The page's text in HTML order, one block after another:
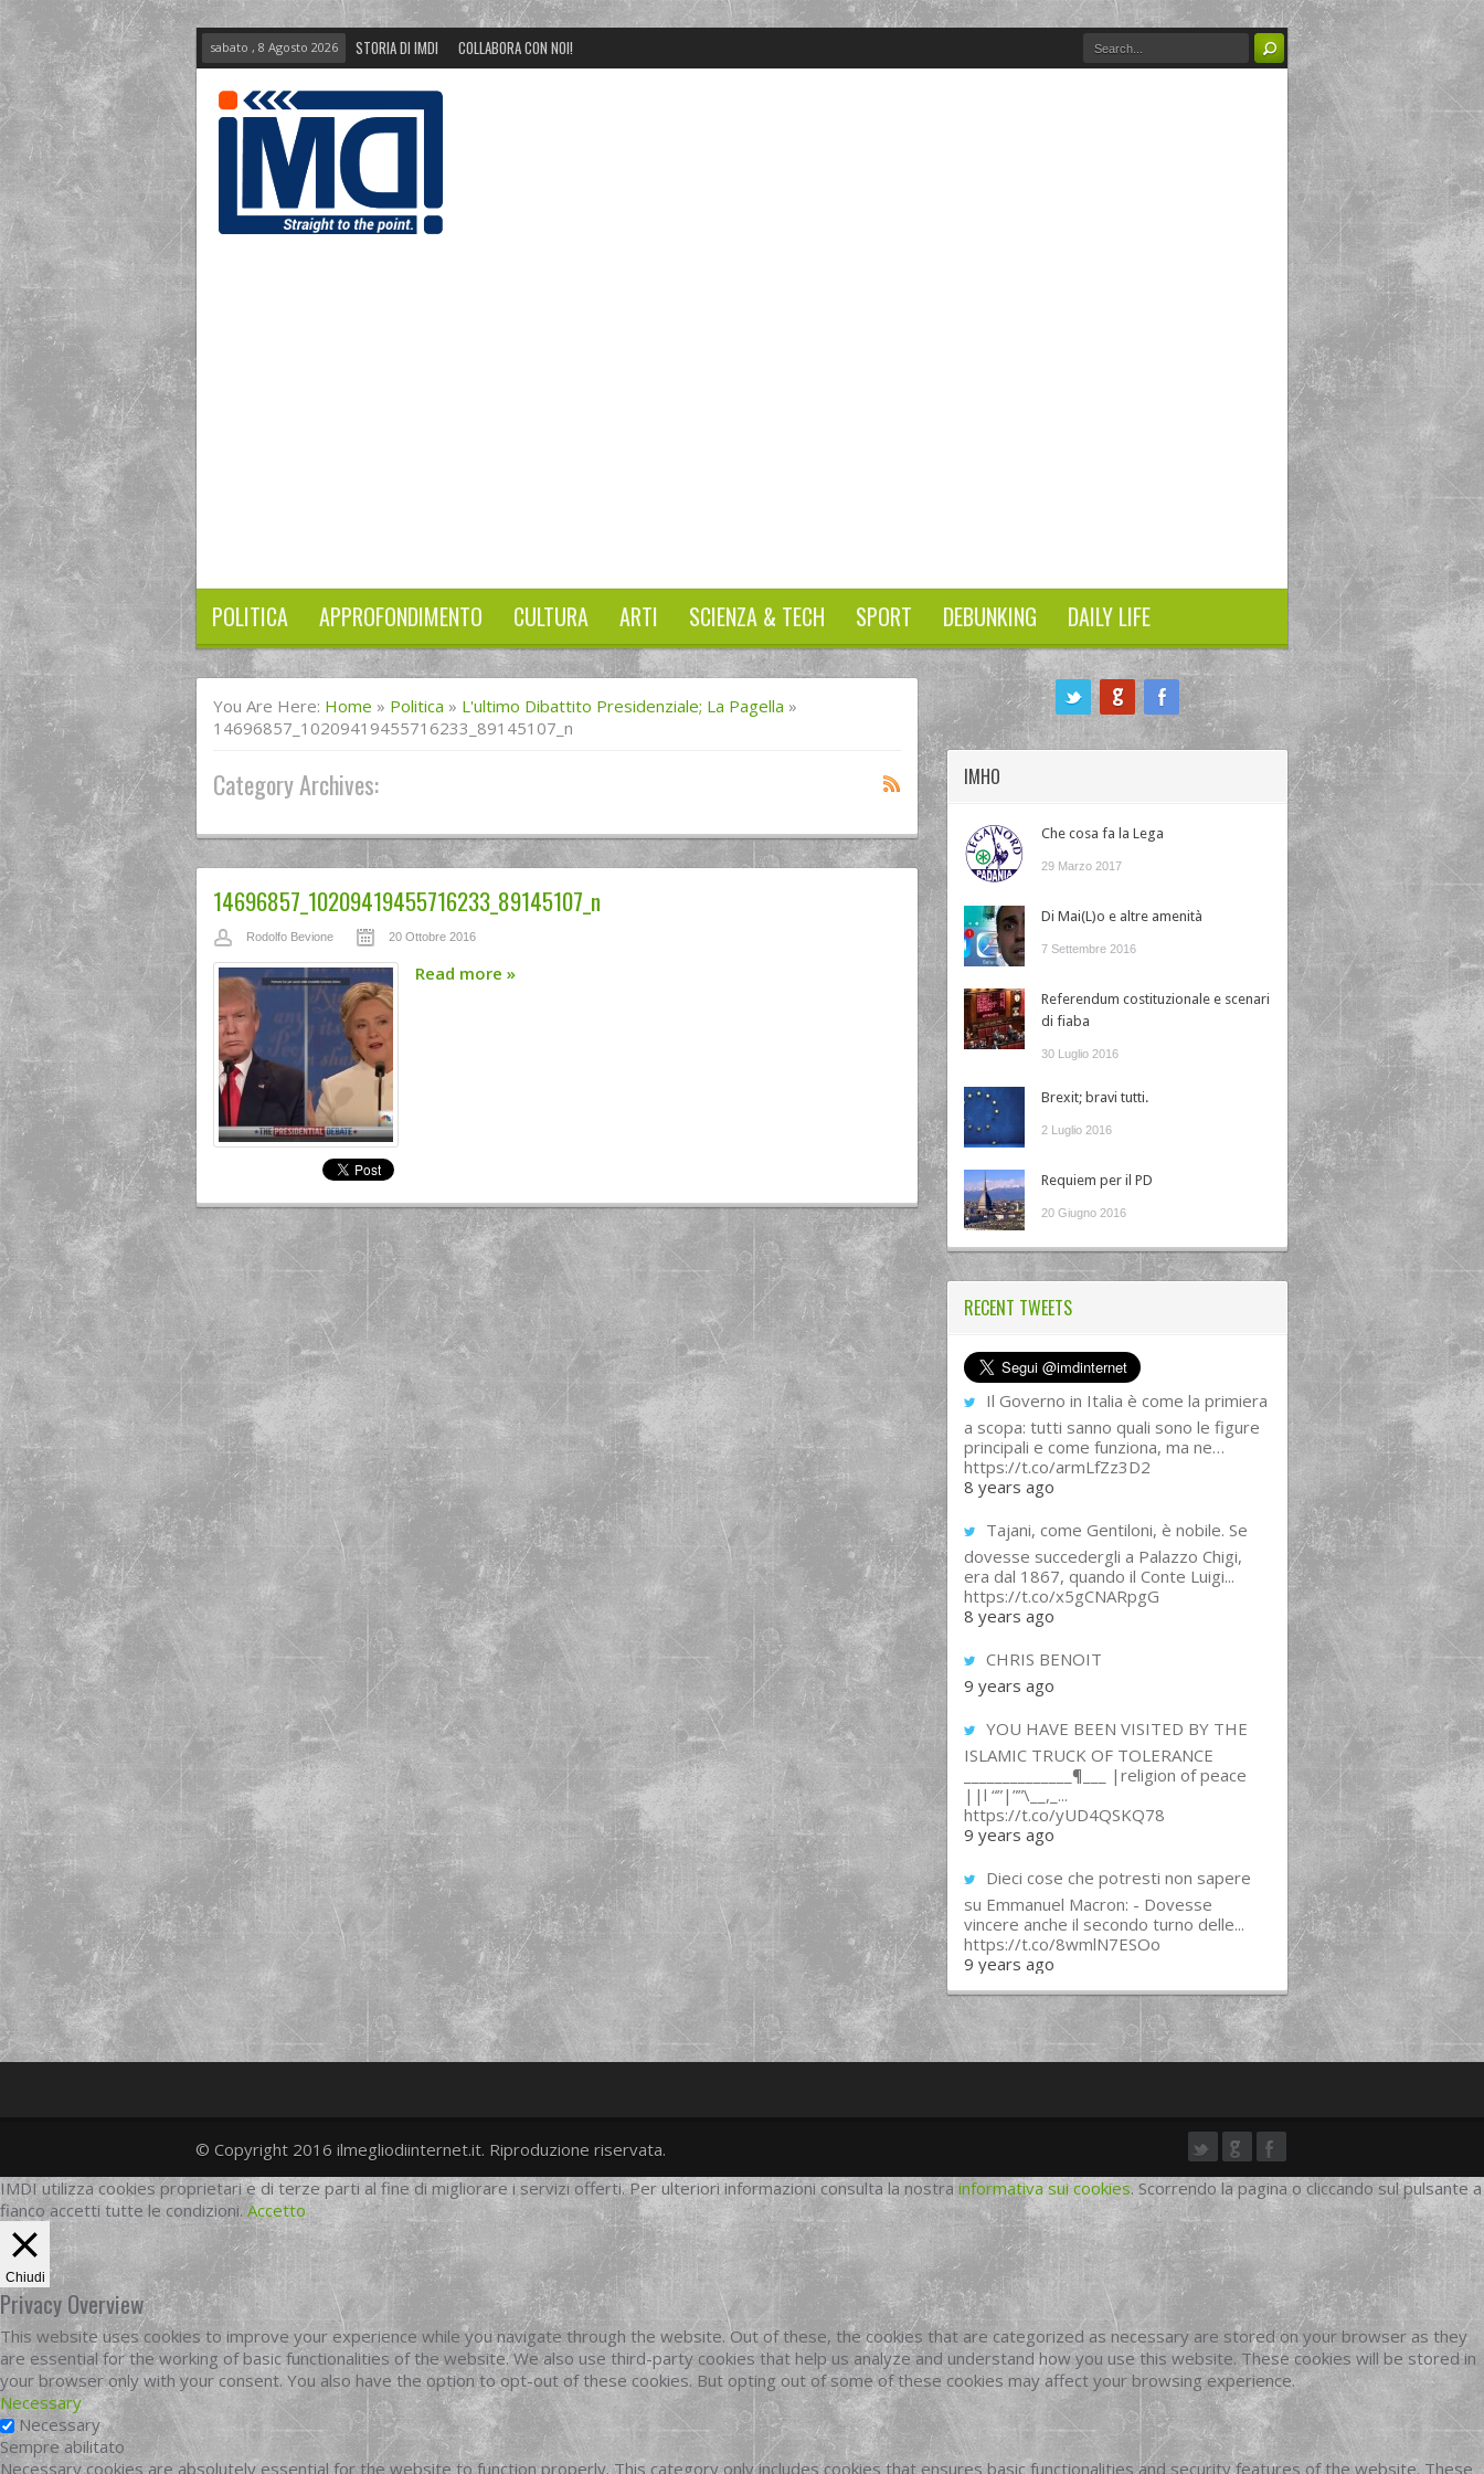
sabato , 8 Agosto 2026 STORIA DI IMDI COLLABORA CON NOI!
POLITICA APPROFONDIMENTO CULTURA ARTI SCIENZA & TECH SPORT DEBUNKING DAILY LIFE
You Are Here: Home » Politica » L'ultimo Dibattito Presidenziale; La Pagella »
14696857_10209419455716233_89145107_n
Category Archives:
14696857_10209419455716233_89145107_n
Rodolfo Bevione 20 Ottobre 2016
Read more »
IMHO
Che cosa fa la Lega
29 Marzo 2017
Di Mai(L)o e altre amenità
7 Settembre 2016
Referendum costituzionale e scenari
di fiaba
30 Luglio 2016
Brexit; bravi tutti.
2 Luglio 2016
Requiem per il PD
20 Giugno 2016
RECENT TWEETS
Il Governo in Italia è come la primiera
a scopa: tutti sanno quali sono le figure
principali e come funziona, ma ne…
https://t.co/armLfZz3D2
8 years ago
Tajani, come Gentiloni, è nobile. Se
dovesse succedergli a Palazzo Chigi,
era dal 1867, quando il Conte Luigi...
https://t.co/x5gCNARpgG
8 years ago
CHRIS BENOIT
9 years ago
YOU HAVE BEEN VISITED BY THE
ISLAMIC TRUCK OF TOLERANCE
______________¶___ |religion of peace
||l “”|””\__,_...
https://t.co/yUD4QSKQ78
9 years ago
Dieci cose che potresti non sapere
su Emmanuel Macron: - Dovesse
vincere anche il secondo turno delle...
https://t.co/8wmlN7ESOo
9 years ago
twittergoogleplus
facebook
© Copyright 2016 ilmegliodiinternet.it. Riproduzione riservata.
IMDI utilizza cookies proprietari e di terze parti al fine di migliorare i servizi offerti. Per ulteriori informazioni consulta la nostra informativa sui cookies. Scorrendo la pagina o cliccando sul pulsante a
fianco accetti tutte le condizioni. Accetto
Chiudi
Privacy Overview
This website uses cookies to improve your experience while you navigate through the website. Out of these, the cookies that are categorized as necessary are stored on your browser as they
are essential for the working of basic functionalities of the website. We also use third-party cookies that help us analyze and understand how you use this website. These cookies will be stored in
your browser only with your consent. You also have the option to opt-out of these cookies. But opting out of some of these cookies may affect your browsing experience.
Necessary
Necessary
Sempre abilitato
Necessary cookies are absolutely essential for the website to function properly. This category only includes cookies that ensures basic functionalities and security features of the website. These